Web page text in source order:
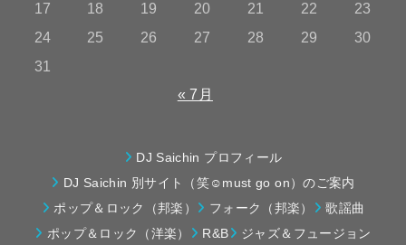
17
18 19 20 21 22
23
24
25 26 27 28 29
30
31
« 7月
DJ Saichin プロフィール
DJ Saichin 別サイト（笑☺must go on）のご案内
ポップ＆ロック（邦楽）
フォーク（邦楽）
歌謡曲
ポップ＆ロック（洋楽）
R&B ジャズ＆フュージョン